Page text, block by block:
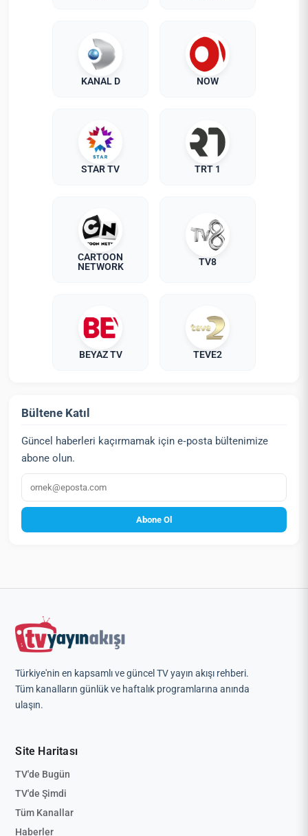
KANAL D NOW
STAR TV TRT 1
CARTOON
NETWORK
TV8
BEYAZ TV TEVE2
Bültene Katıl
Güncel haberleri kaçırmamak için e‑posta bültenimize
abone olun.
E‑posta
Abone Ol
Türkiye'nin en kapsamlı ve güncel TV yayın akışı rehberi.
Tüm kanalların günlük ve haftalık programlarına anında
ulaşın.
Site Haritası
TV'de Bugün
TV'de Şimdi
Tüm Kanallar
Haberler